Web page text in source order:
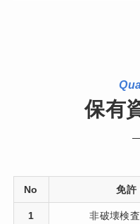
保有
No 免許
1 非破壊検